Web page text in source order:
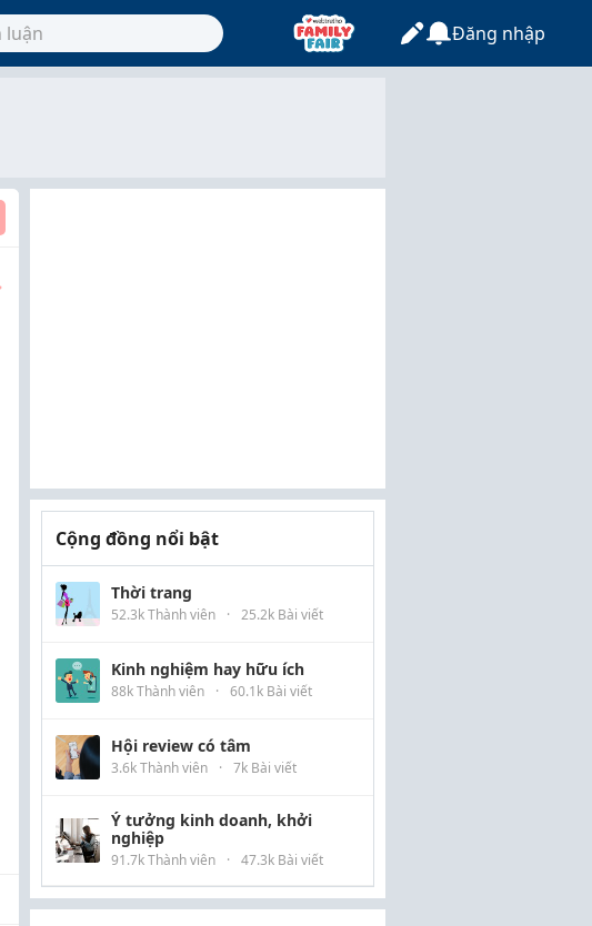
Đăng nhập
Cộng đồng nổi bật
Thời trang
52.3k Thành viên · 25.2k Bài viết
Kinh nghiệm hay hữu ích
88k Thành viên · 60.1k Bài viết
Hội review có tâm
3.6k Thành viên · 7k Bài viết
Ý tưởng kinh doanh, khởi
nghiệp
91.7k Thành viên · 47.3k Bài viết